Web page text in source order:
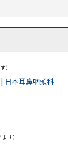
頸
学
）
日本耳鼻咽頭科
す）